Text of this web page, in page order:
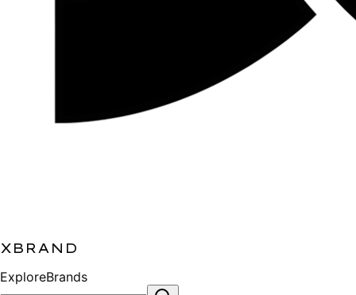
XBRAND
ExploreBrands